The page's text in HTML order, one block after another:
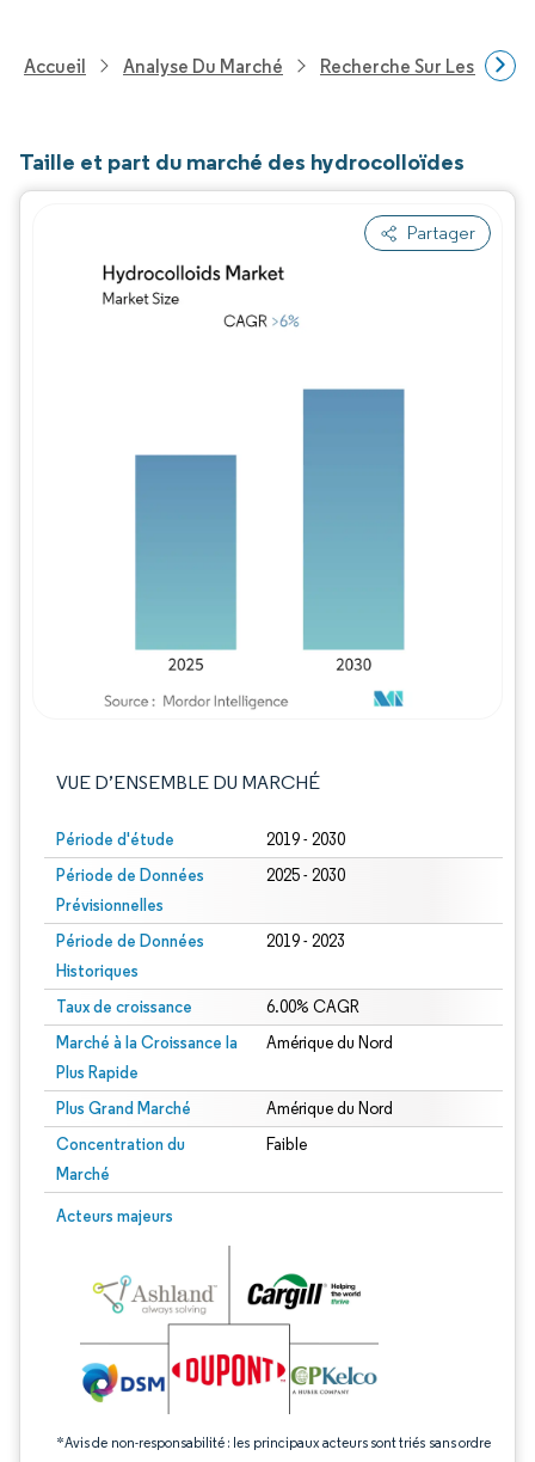
Accueil Analyse Du Marché Recherche Sur Les
Taille et part du marché des hydrocolloïdes
Partager
VUE D’ENSEMBLE DU MARCHÉ
Période d'étude 2019 - 2030
Période de Données
Prévisionnelles
2025 - 2030
Période de Données
Historiques
2019 - 2023
Taux de croissance 6.00% CAGR
Marché à la Croissance la
Plus Rapide
Amérique du Nord
Plus Grand Marché Amérique du Nord
Concentration du
Marché
Faible
Acteurs majeurs
*Avis de non-responsabilité : les principaux acteurs sont triés sans ordre
Image © Mordor Intelligence. La réutilisation nécessite une attribution sous CC